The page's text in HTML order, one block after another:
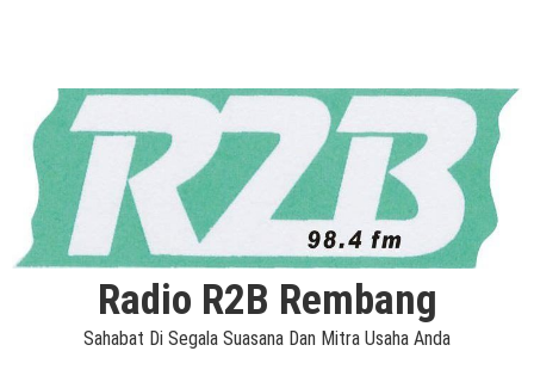
Radio R2B Rembang
Sahabat Di Segala Suasana Dan Mitra Usaha Anda